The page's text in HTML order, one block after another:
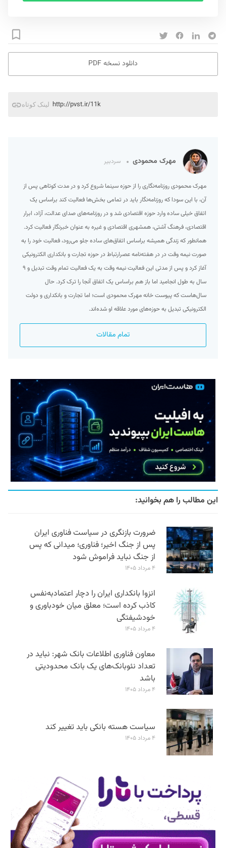
دانلود نسخه PDF
لینک کوتاه http://pvst.ir/11k
مهرک محمودی سردبیر
مهرک محمودی روزنامه‌نگاری را از حوزه سینما شروع کرد و در مدت کوتاهی پس از
آن، با این سودا که روزنامه‌نگار باید در تمامی بخش‌ها فعالیت کند براساس یک
اتفاق خیلی ساده وارد حوزه اقتصادی شد و در روزنامه‌های صدای عدالت، آزاد، ابرار
اقتصادی، فرهنگ آشتی، همشهری اقتصادی و غیره به عنوان خبرنگار فعالیت کرد.
همانطور که زندگی همیشه براساس اتفاق‌های ساده جلو می‌رود، فعالیت خود را به
صورت نیمه وقت در در هفته‌نامه عصرارتباط در حوزه تجارت و بانکداری الکترونیکی
آغاز کرد و پس از مدتی این فعالیت نیمه وقت به یک فعالیت تمام وقت تبدیل و ۹
سال به طول انجامید اما باز هم براساس یک اتفاق آنجا را ترک کرد. حال
سال‌هاست که پیوست خانه مهرک محمودی است؛ اما تجارت و بانکداری و دولت
الکترونیکی تبدیل به حوزه‌های مورد علاقه او شده‌اند.
تمام مقالات
این مطالب را هم بخوانید:
ضرورت بازنگری در سیاست فناوری ایران
پس از جنگ اخیر؛ فناوری؛ میدانی که پس
از جنگ نباید فراموش شود
۴ مرداد ۱۴۰۵
انزوا بانکداری ایران را دچار اعتمادبه‌نفس
کاذب کرده است؛ معلق میان خودباوری و
خودشیفتگی
۴ مرداد ۱۴۰۵
معاون فناوری اطلاعات بانک شهر: نباید در
تعداد نئوبانک‌های یک بانک محدودیتی
باشد
۴ مرداد ۱۴۰۵
سیاست هسته بانکی باید تغییر کند
۴ مرداد ۱۴۰۵